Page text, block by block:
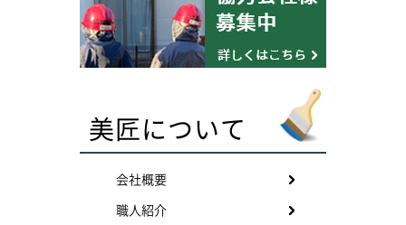
美匠について
会社概要
職人紹介